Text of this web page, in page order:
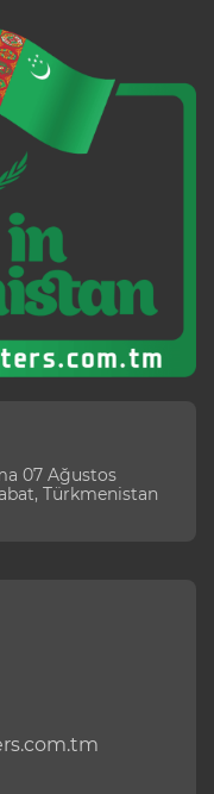
07 Ağustos
Türkmenistan